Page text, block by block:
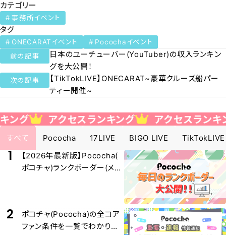
カテゴリー
事務所イベント
タグ
ONECARATイベント
Pocochaイベント
前の記事
日本のユーチューバー(YouTuber)の収入ランキン
グを大公開！
次の記事
【TikTokLIVE】ONECARAT~豪華クルーズ船パー
ティー開催~
セスランキング アクセスランキング アク
すべて Pococha 17LIVE BIGO LIVE TikTokLIVE
1
【2026年最新版】Pococha(
ポコチャ)ランクボーダー(メー
2
ポコチャ(Pococha)の全コア
ファン条件を一覧でわかりや